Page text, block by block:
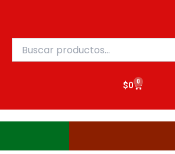
contenido
por:
$0 0
Cart